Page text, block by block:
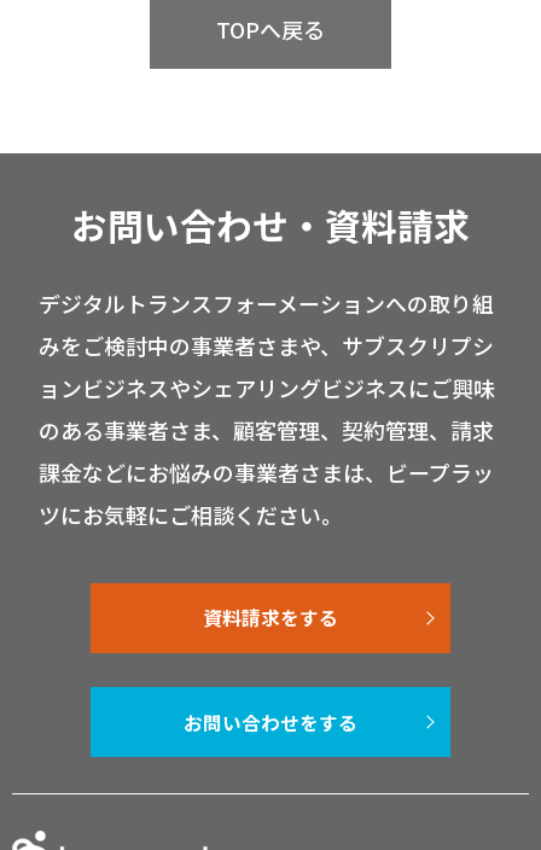
TOPへ戻る
お問い合わせ・資料請求
デジタルトランスフォーメーションへの取り組
みをご検討中の事業者さまや、サブスクリプシ
ョンビジネスやシェアリングビジネスにご興味
のある事業者さま、顧客管理、契約管理、請求
課金などにお悩みの事業者さまは、ビープラッ
ツにお気軽にご相談ください。
資料請求をする
お問い合わせをする